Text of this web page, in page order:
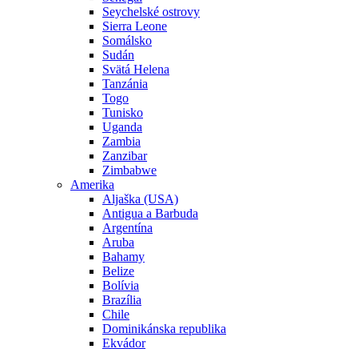
Seychelské ostrovy
Sierra Leone
Somálsko
Sudán
Svätá Helena
Tanzánia
Togo
Tunisko
Uganda
Zambia
Zanzibar
Zimbabwe
Amerika
Aljaška (USA)
Antigua a Barbuda
Argentína
Aruba
Bahamy
Belize
Bolívia
Brazília
Chile
Dominikánska republika
Ekvádor